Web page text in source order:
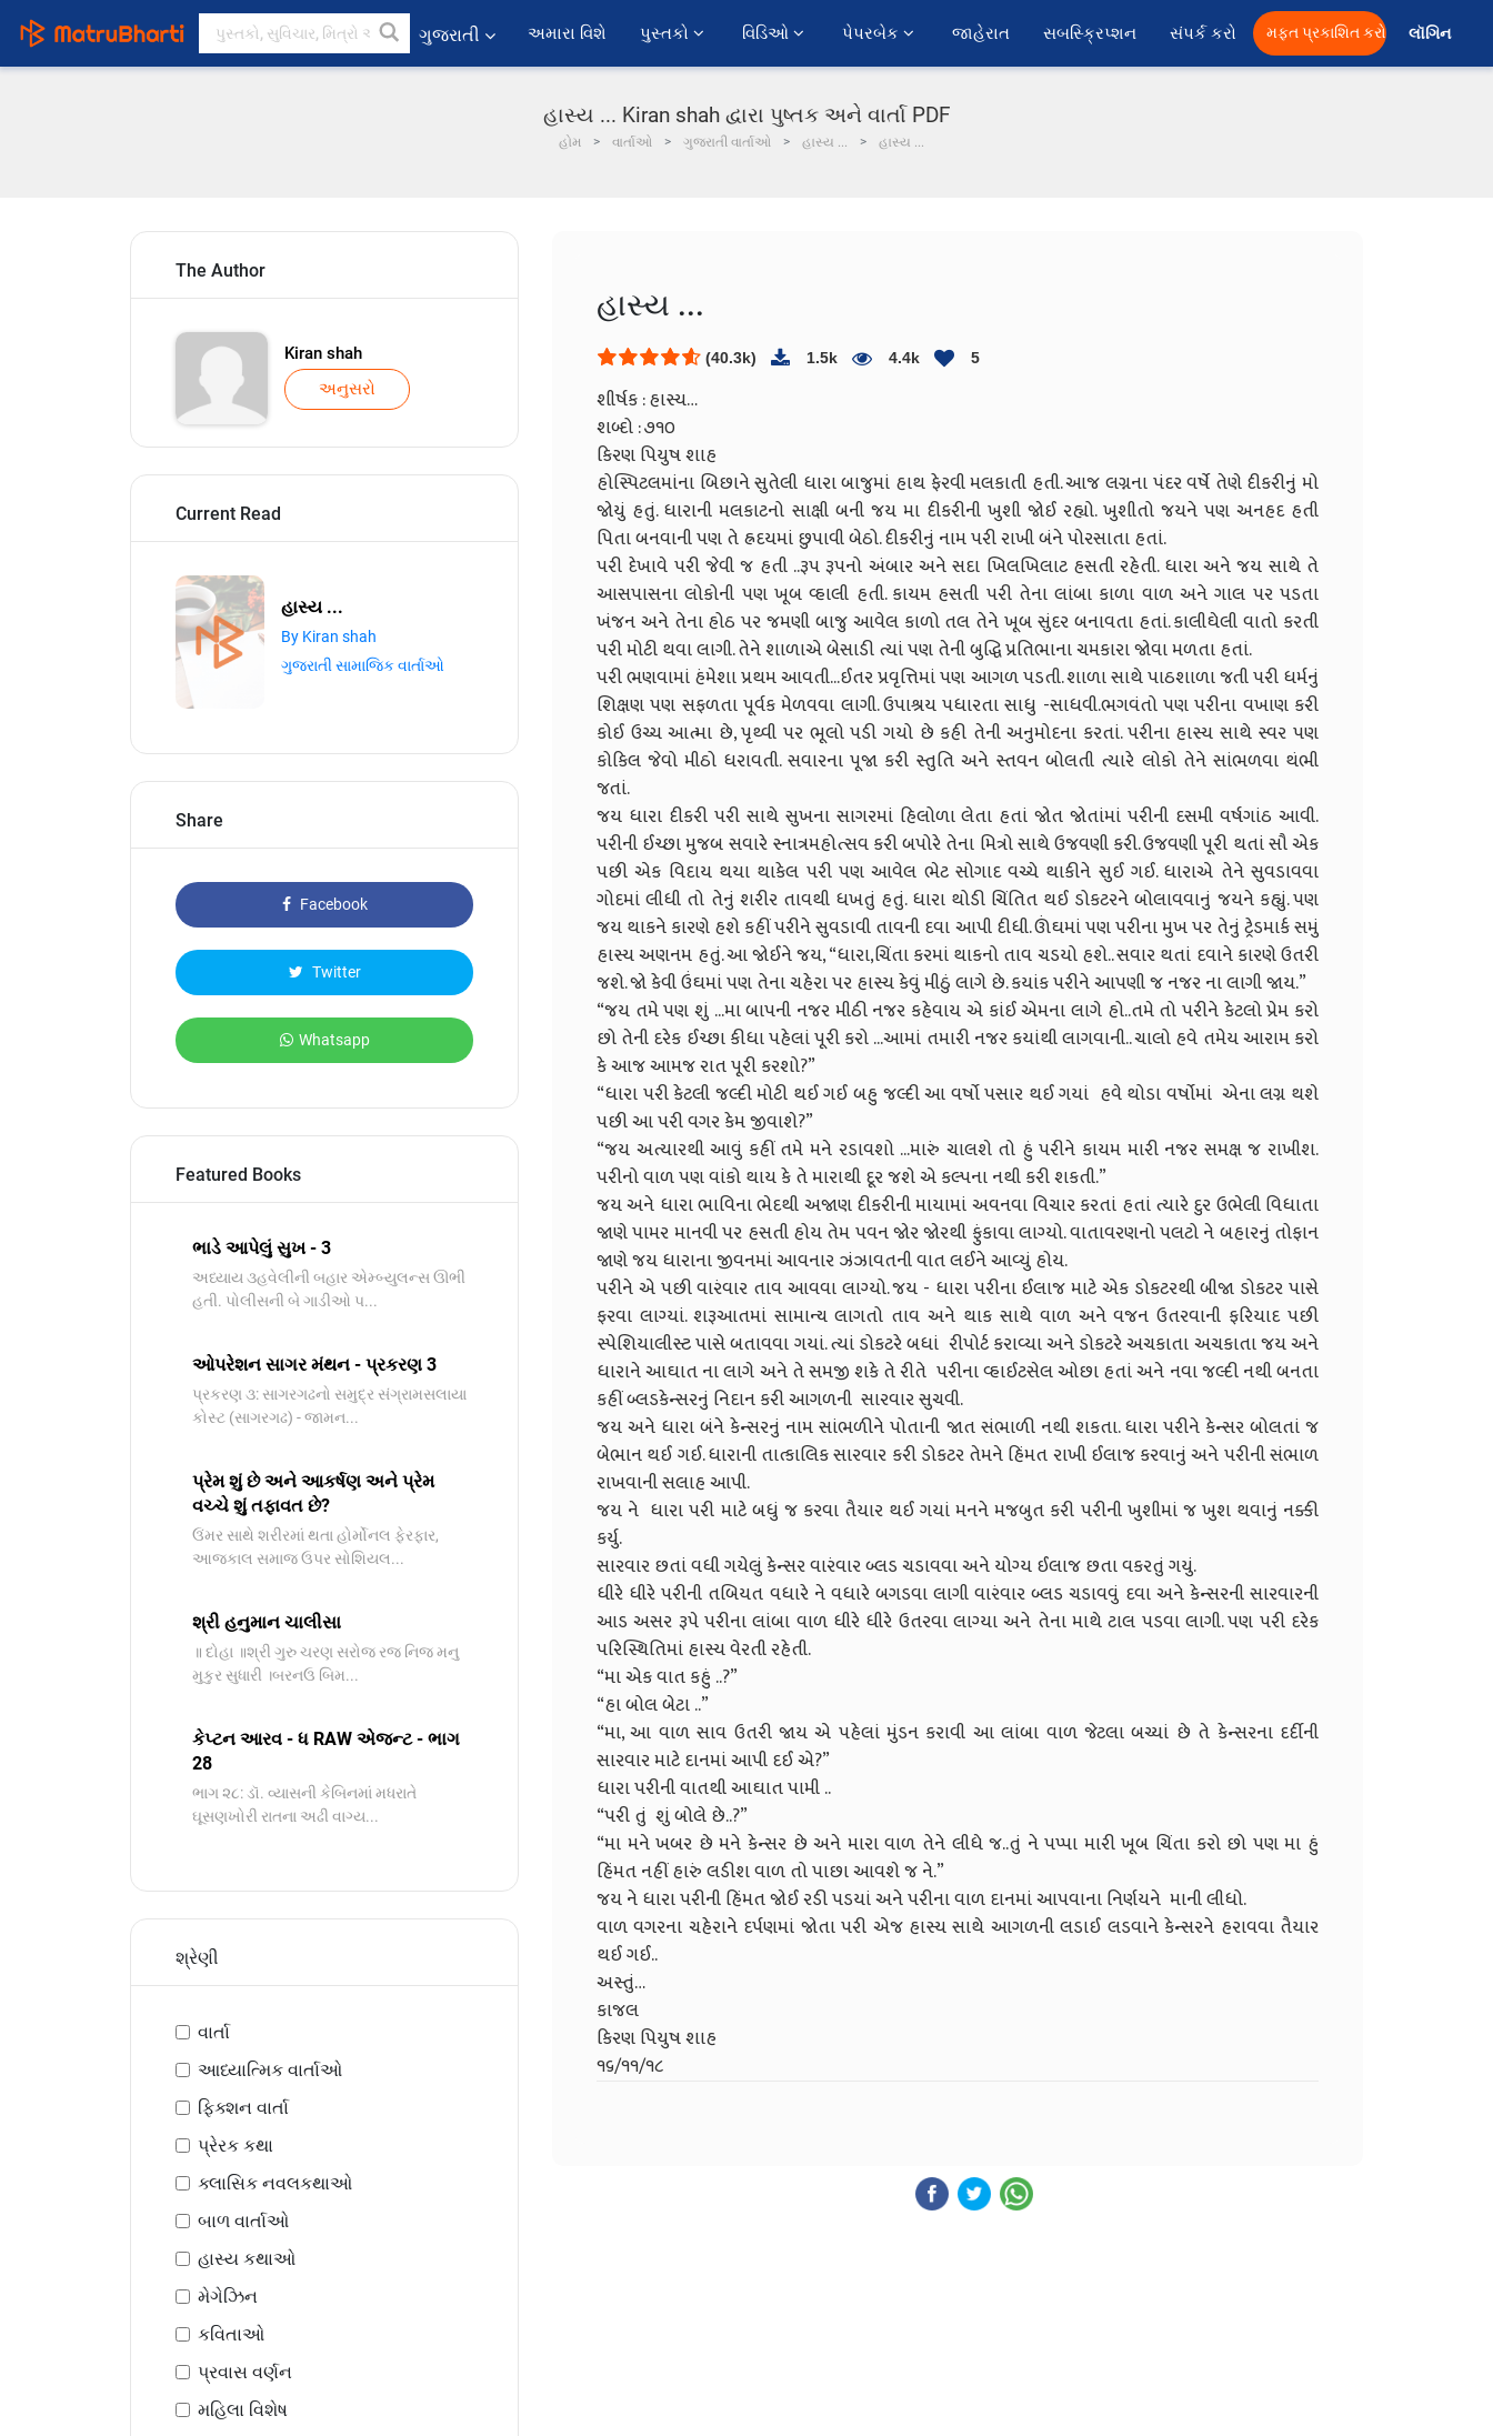
ગુજરાતી અમારા વિશે પુસ્તકો વિડિઓ પેપરબેક જાહેરાત સબસ્ક્રિપ્શન સંપર્ક કરો મફત પ્રકાશિત કરો લૉગિન
હાસ્ય ... Kiran shah દ્વારા પુષ્તક અને વાર્તા PDF
હોમ વાર્તાઓ ગુજરાતી વાર્તાઓ હાસ્ય ... હાસ્ય ...
The Author
Kiran shah
અનુસરો
Current Read
હાસ્ય ...
By Kiran shah
ગુજરાતી સામાજિક વાર્તાઓ
Share
Facebook
Twitter
Whatsapp
Featured Books
ભાડે આપેલું સુખ - 3
અધ્યાય ૩હવેલીની બહાર એમ્બ્યુલન્સ ઊભી
હતી. પોલીસની બે ગાડીઓ પ...
ઓપરેશન સાગર મંથન - પ્રકરણ 3
પ્રકરણ ૩: સાગરગઢનો સમુદ્ર સંગ્રામસલાયા
કોસ્ટ (સાગરગઢ) - જામન...
પ્રેમ શું છે અને આકર્ષણ અને પ્રેમ
વચ્ચે શું તફાવત છે?
ઉંમર સાથે શરીરમાં થતા હોર્મોનલ ફેરફાર,
આજકાલ સમાજ ઉપર સોશિયલ...
શ્રી હનુમાન ચાલીસા
॥ દોહા ॥શ્રી ગુરુ ચરણ સરોજ રજ નિજ મનુ
મુકુર સુધારી ।બરનઉ બિમ...
કેપ્ટન આરવ - ધ RAW એજન્ટ - ભાગ
28
ભાગ ૨૮: ડૉ. વ્યાસની કેબિનમાં મધરાતે
ઘૂસણખોરી રાતના અઢી વાગ્ય...
શ્રેણી
વાર્તા
આધ્યાત્મિક વાર્તાઓ
ફિક્શન વાર્તા
પ્રેરક કથા
ક્લાસિક નવલકથાઓ
બાળ વાર્તાઓ
હાસ્ય કથાઓ
મેગેઝિન
કવિતાઓ
પ્રવાસ વર્ણન
મહિલા વિશેષ
હાસ્ય ...
(40.3k) 1.5k 4.4k 5
શીર્ષક : હાસ્ય…
શબ્દો : ૭૧૦
કિરણ પિયુષ શાહ
હોસ્પિટલમાંના બિછાને સુતેલી ધારા બાજુમાં હાથ ફેરવી મલકાતી હતી. આજ લગ્નના પંદર વર્ષે તેણે દીકરીનું મો
જોયું હતું. ધારાની મલકાટનો સાક્ષી બની જય મા દીકરીની ખુશી જોઈ રહ્યો. ખુશીતો જયને પણ અનહદ હતી
પિતા બનવાની પણ તે હ્રદયમાં છુપાવી બેઠો. દીકરીનું નામ પરી રાખી બંને પોરસાતા હતાં.
પરી દેખાવે પરી જેવી જ હતી ..રૂપ રૂપનો અંબાર અને સદા ખિલખિલાટ હસતી રહેતી. ધારા અને જય સાથે તે
આસપાસના લોકોની પણ ખૂબ વ્હાલી હતી. કાયમ હસતી પરી તેના લાંબા કાળા વાળ અને ગાલ પર પડતા
ખંજન અને તેના હોઠ પર જમણી બાજુ આવેલ કાળો તલ તેને ખૂબ સુંદર બનાવતા હતાં. કાલીઘેલી વાતો કરતી
પરી મોટી થવા લાગી. તેને શાળાએ બેસાડી ત્યાં પણ તેની બુદ્ધિ પ્રતિભાના ચમકારા જોવા મળતા હતાં.
પરી ભણવામાં હંમેશા પ્રથમ આવતી...ઈતર પ્રવૃત્તિમાં પણ આગળ પડતી. શાળા સાથે પાઠશાળા જતી પરી ધર્મનું
શિક્ષણ પણ સફળતા પૂર્વક મેળવવા લાગી. ઉપાશ્રય પધારતા સાધુ -સાધવી.ભગવંતો પણ પરીના વખાણ કરી
કોઈ ઉચ્ચ આત્મા છે, પૃથ્વી પર ભૂલો પડી ગયો છે કહી તેની અનુમોદના કરતાં. પરીના હાસ્ય સાથે સ્વર પણ
કોકિલ જેવો મીઠો ધરાવતી. સવારના પૂજા કરી સ્તુતિ અને સ્તવન બોલતી ત્યારે લોકો તેને સાંભળવા થંભી
જતાં.
જય ધારા દીકરી પરી સાથે સુખના સાગરમાં હિલોળા લેતા હતાં જોત જોતાંમાં પરીની દસમી વર્ષગાંઠ આવી.
પરીની ઈચ્છા મુજબ સવારે સ્નાત્રમહોત્સવ કરી બપોરે તેના મિત્રો સાથે ઉજવણી કરી. ઉજવણી પૂરી થતાં સૌ એક
પછી એક વિદાય થયા થાકેલ પરી પણ આવેલ ભેટ સોગાદ વચ્ચે થાકીને સુઈ ગઈ. ધારાએ તેને સુવડાવવા
ગોદમાં લીધી તો તેનું શરીર તાવથી ધખતું હતું. ધારા થોડી ચિંતિત થઈ ડોકટરને બોલાવવાનું જયને કહ્યું. પણ
જય થાકને કારણે હશે કહીં પરીને સુવડાવી તાવની દવા આપી દીધી. ઊંઘમાં પણ પરીના મુખ પર તેનું ટ્રેડમાર્ક સમું
હાસ્ય અણનમ હતું. આ જોઈને જય, “ધારા,ચિંતા કરમાં થાકનો તાવ ચડયો હશે.. સવાર થતાં દવાને કારણે ઉતરી
જશે. જો કેવી ઉંઘમાં પણ તેના ચહેરા પર હાસ્ય કેવું મીઠું લાગે છે. કયાંક પરીને આપણી જ નજર ના લાગી જાય.”
“જય તમે પણ શું ...મા બાપની નજર મીઠી નજર કહેવાય એ કાંઈ એમના લાગે હો..તમે તો પરીને કેટલો પ્રેમ કરો
છો તેની દરેક ઈચ્છા કીધા પહેલાં પૂરી કરો ...આમાં તમારી નજર કયાંથી લાગવાની.. ચાલો હવે તમેય આરામ કરો
કે આજ આમજ રાત પૂરી કરશો?”
“ધારા પરી કેટલી જલ્દી મોટી થઈ ગઈ બહુ જલ્દી આ વર્ષો પસાર થઈ ગયાં હવે થોડા વર્ષોમાં એના લગ્ન થશે
પછી આ પરી વગર કેમ જીવાશે?”
“જય અત્યારથી આવું કહીં તમે મને રડાવશો ...મારું ચાલશે તો હું પરીને કાયમ મારી નજર સમક્ષ જ રાખીશ.
પરીનો વાળ પણ વાંકો થાય કે તે મારાથી દૂર જશે એ કલ્પના નથી કરી શકતી.”
જય અને ધારા ભાવિના ભેદથી અજાણ દીકરીની માયામાં અવનવા વિચાર કરતાં હતાં ત્યારે દુર ઉભેલી વિધાતા
જાણે પામર માનવી પર હસતી હોય તેમ પવન જોર જોરથી ફુંકાવા લાગ્યો. વાતાવરણનો પલટો ને બહારનું તોફાન
જાણે જય ધારાના જીવનમાં આવનાર ઝંઝાવતની વાત લઈને આવ્યું હોય.
પરીને એ પછી વારંવાર તાવ આવવા લાગ્યો. જય - ધારા પરીના ઈલાજ માટે એક ડોકટરથી બીજા ડોકટર પાસે
ફરવા લાગ્યાં. શરૂઆતમાં સામાન્ય લાગતો તાવ અને થાક સાથે વાળ અને વજન ઉતરવાની ફરિયાદ પછી
સ્પેશિયાલીસ્ટ પાસે બતાવવા ગયાં. ત્યાં ડોકટરે બધાં રીપોર્ટ કરાવ્યા અને ડોકટરે અચકાતા અચકાતા જય અને
ધારાને આઘાત ના લાગે અને તે સમજી શકે તે રીતે પરીના વ્હાઈટસેલ ઓછા હતાં અને નવા જલ્દી નથી બનતા
કહીં બ્લડકેન્સરનું નિદાન કરી આગળની સારવાર સુચવી.
જય અને ધારા બંને કેન્સરનું નામ સાંભળીને પોતાની જાત સંભાળી નથી શકતા. ધારા પરીને કેન્સર બોલતાં જ
બેભાન થઈ ગઈ. ધારાની તાત્કાલિક સારવાર કરી ડોકટર તેમને હિંમત રાખી ઈલાજ કરવાનું અને પરીની સંભાળ
રાખવાની સલાહ આપી.
જય ને ધારા પરી માટે બધું જ કરવા તૈયાર થઈ ગયાં મનને મજબુત કરી પરીની ખુશીમાં જ ખુશ થવાનું નક્કી
કર્યુ.
સારવાર છતાં વધી ગયેલું કેન્સર વારંવાર બ્લડ ચડાવવા અને યોગ્ય ઈલાજ છતા વકરતું ગયું.
ધીરે ધીરે પરીની તબિયત વધારે ને વધારે બગડવા લાગી વારંવાર બ્લડ ચડાવવું દવા અને કેન્સરની સારવારની
આડ અસર રૂપે પરીના લાંબા વાળ ધીરે ધીરે ઉતરવા લાગ્યા અને તેના માથે ટાલ પડવા લાગી. પણ પરી દરેક
પરિસ્થિતિમાં હાસ્ય વેરતી રહેતી.
“મા એક વાત કહું ..?”
“હા બોલ બેટા ..”
“મા, આ વાળ સાવ ઉતરી જાય એ પહેલાં મુંડન કરાવી આ લાંબા વાળ જેટલા બચ્યાં છે તે કેન્સરના દર્દીની
સારવાર માટે દાનમાં આપી દઈ એ?”
ધારા પરીની વાતથી આઘાત પામી ..
“પરી તું શું બોલે છે..?”
“મા મને ખબર છે મને કેન્સર છે અને મારા વાળ તેને લીધે જ..તું ને પપ્પા મારી ખૂબ ચિંતા કરો છો પણ મા હું
હિંમત નહીં હારું લડીશ વાળ તો પાછા આવશે જ ને.”
જય ને ધારા પરીની હિંમત જોઈ રડી પડયાં અને પરીના વાળ દાનમાં આપવાના નિર્ણયને માની લીધો.
વાળ વગરના ચહેરાને દર્પણમાં જોતા પરી એજ હાસ્ય સાથે આગળની લડાઈ લડવાને કેન્સરને હરાવવા તૈયાર
થઈ ગઈ..
અસ્તું…
કાજલ
કિરણ પિયુષ શાહ
૧૬/૧૧/૧૮